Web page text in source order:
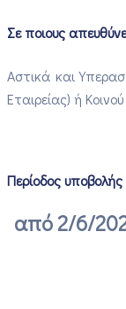
Σε ποιους
Αστικά και
Εταιρείας) ή
Περίοδος υποβολής
από 2/6/